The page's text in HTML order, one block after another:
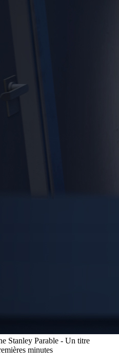
Stanley Parable - Un titre
minutes